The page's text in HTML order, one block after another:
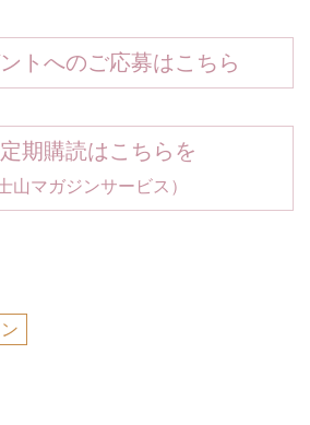
トへのご応募はこちら
期購読はこちらを
山マガジンサービス）